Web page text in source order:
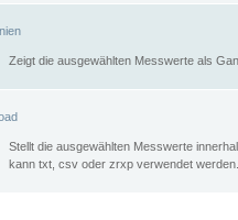
Zeigt die ausgewählten Messwerte als
Stellt die ausgewählten Messwerte
kann txt, csv oder zrxp verwendet